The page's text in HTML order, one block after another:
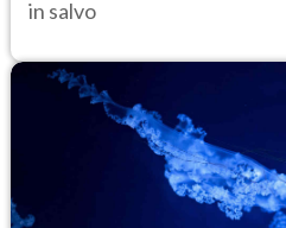
in salvo